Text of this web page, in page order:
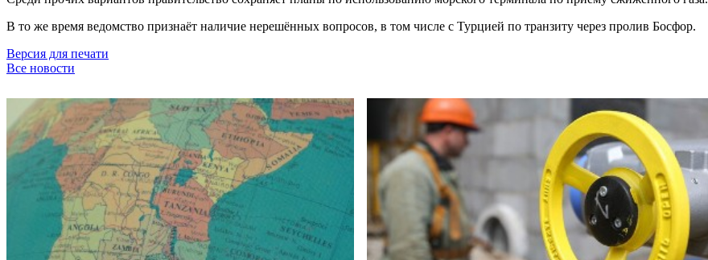
В то же время ведомство признаёт наличие нерешённых вопросов, в том числе с Турцией по транзиту через пролив Босфор.
Версия для печати
Все новости